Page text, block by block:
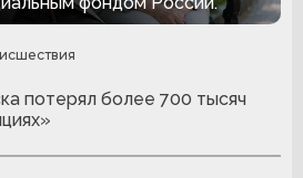
потерял более 700 тысяч